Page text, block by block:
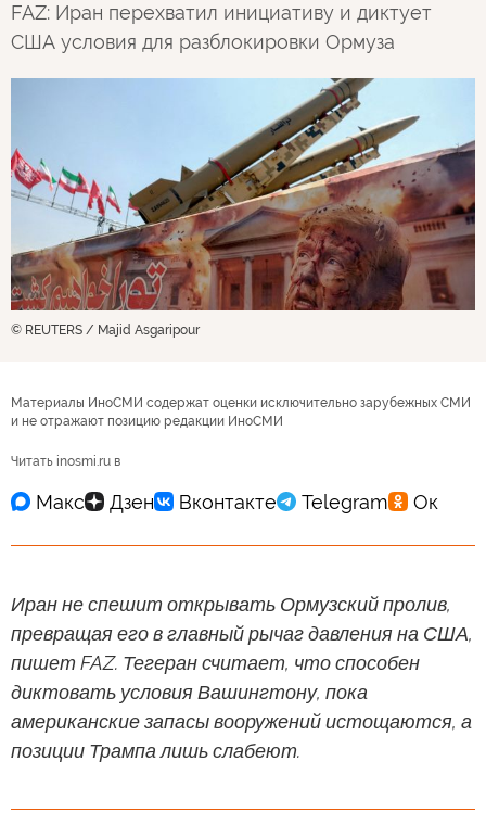
FAZ: Иран перехватил инициативу и диктует
США условия для разблокировки Ормуза
© REUTERS / Majid Asgaripour
Материалы ИноСМИ содержат оценки исключительно зарубежных СМИ
и не отражают позицию редакции ИноСМИ
Читать inosmi.ru в
Иран не спешит открывать Ормузский пролив,
превращая его в главный рычаг давления на США,
пишет FAZ. Тегеран считает, что способен
диктовать условия Вашингтону, пока
американские запасы вооружений истощаются, а
позиции Трампа лишь слабеют.